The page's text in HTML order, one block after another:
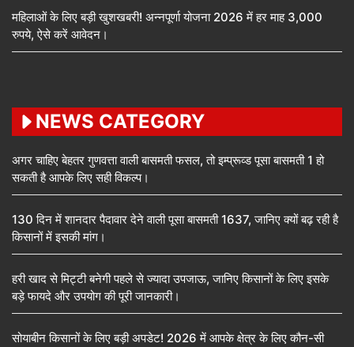
महिलाओं के लिए बड़ी खुशखबरी! अन्नपूर्णा योजना 2026 में हर माह 3,000
रुपये, ऐसे करें आवेदन।
NEWS CATEGORY
अगर चाहिए बेहतर गुणवत्ता वाली बासमती फसल, तो इम्प्रूव्ड पूसा बासमती 1 हो
सकती है आपके लिए सही विकल्प।
130 दिन में शानदार पैदावार देने वाली पूसा बासमती 1637, जानिए क्यों बढ़ रही है
किसानों में इसकी मांग।
हरी खाद से मिट्टी बनेगी पहले से ज्यादा उपजाऊ, जानिए किसानों के लिए इसके
बड़े फायदे और उपयोग की पूरी जानकारी।
सोयाबीन किसानों के लिए बड़ी अपडेट! 2026 में आपके क्षेत्र के लिए कौन-सी